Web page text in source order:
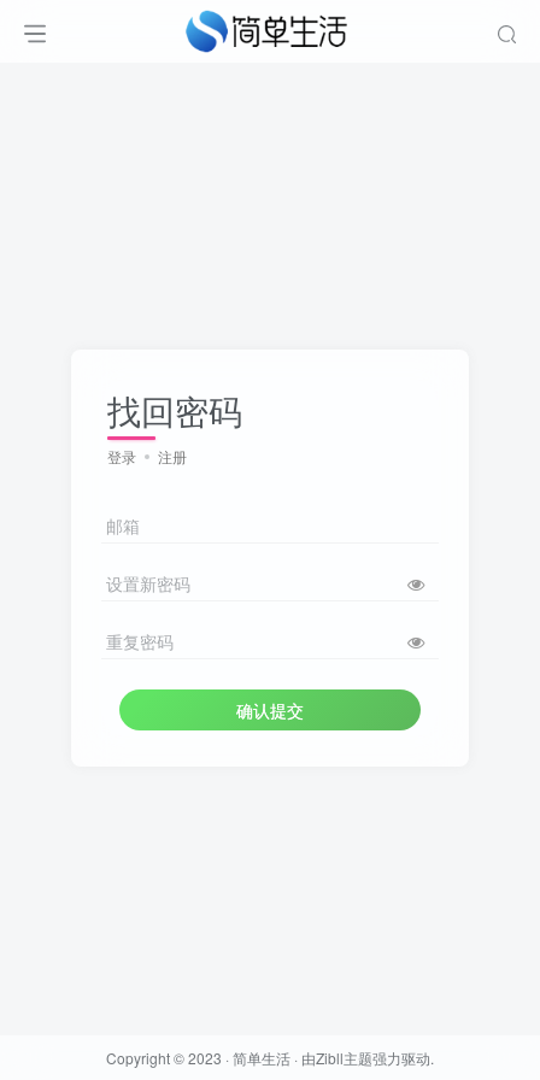
找回密码
登录 注册
邮箱
设置新密码
重复密码
确认提交
Copyright © 2023 · 简单生活 · 由Zibll主题强力驱动.